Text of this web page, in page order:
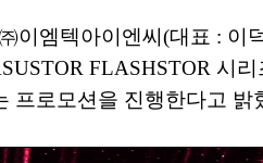
엠텍아이엔씨(대표 : 이
FLASHSTOR 시
프로모션을 진행한다고 밝